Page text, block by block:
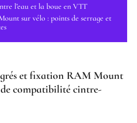
l’eau et la boue en VTT
sur vélo : points de serrage et
et fixation RAM Mount
compatibilité cintre-